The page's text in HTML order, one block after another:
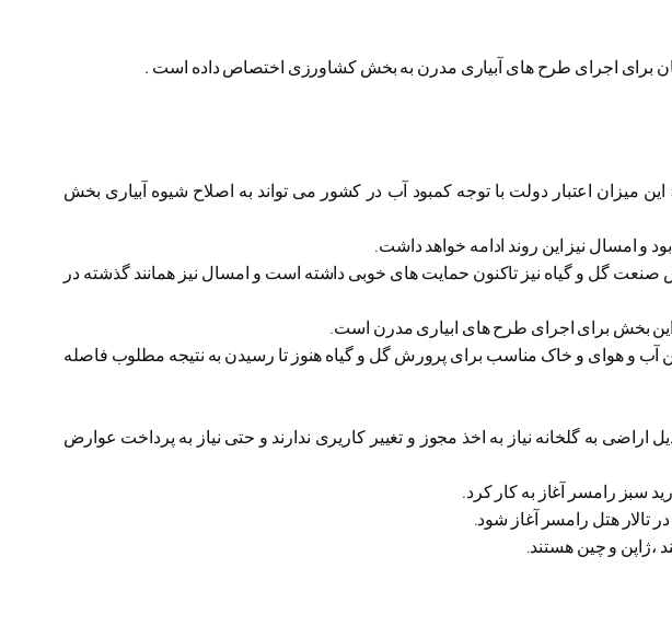
برای اجرای طرح های آبیاری مدرن به بخش کشاورزی اختصاص داده است .
میزان اعتبار دولت با توجه کمبود آب در کشور می تواند به اصلاح شیوه آبیاری بخش
گل و گیاه نیز تاکنون حمایت های خوبی داشته است و امسال نیز همانند گذشته در
آب و هوای و خاک مناسب برای پرورش گل و گیاه هنوز تا رسیدن به نتیجه مطلوب فاصله
به گلخانه نیاز به اخذ مجوز و تغییر کاریری ندارند و حتی نیاز به پرداخت عوارض
تالار هتل رامسر آغاز شود.
،ژاپن و چین هستند.